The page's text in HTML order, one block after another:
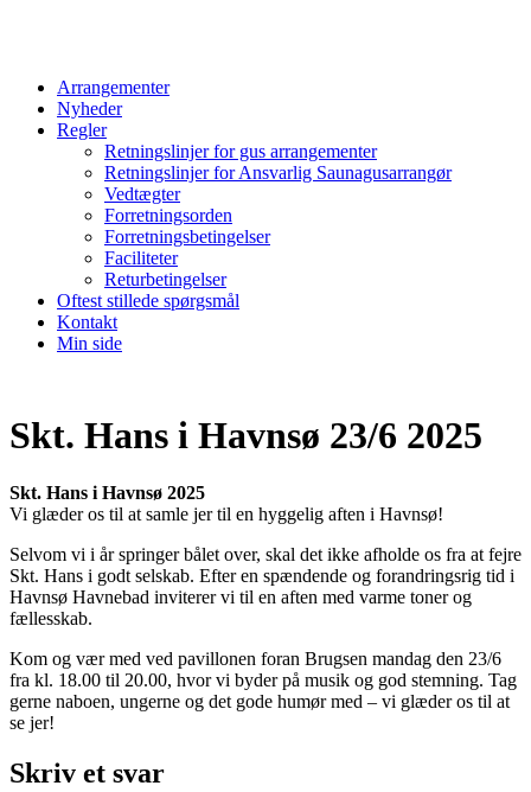
Arrangementer
Nyheder
Regler
Retningslinjer for gus arrangementer
Retningslinjer for Ansvarlig Saunagusarrangør
Vedtægter
Forretningsorden
Forretningsbetingelser
Faciliteter
Returbetingelser
Oftest stillede spørgsmål
Kontakt
Min side
Skt. Hans i Havnsø 23/6 2025
Skt. Hans i Havnsø 2025
Vi glæder os til at samle jer til en hyggelig aften i Havnsø!
Selvom vi i år springer bålet over, skal det ikke afholde os fra at fejre
Skt. Hans i godt selskab. Efter en spændende og forandringsrig tid i
Havnsø Havnebad inviterer vi til en aften med varme toner og
fællesskab.
Kom og vær med ved pavillonen foran Brugsen mandag den 23/6
fra kl. 18.00 til 20.00, hvor vi byder på musik og god stemning. Tag
gerne naboen, ungerne og det gode humør med – vi glæder os til at
se jer!
Skriv et svar